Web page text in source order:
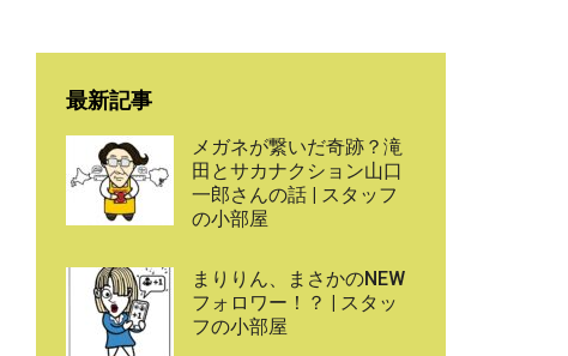
最新記事
メガネが繋いだ奇跡？滝
田とサカナクション山口
一郎さんの話 | スタッフ
の小部屋
まりりん、まさかのNEW
フォロワー！？ | スタッ
フの小部屋